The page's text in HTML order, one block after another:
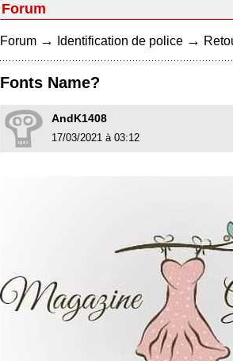
Forum
Forum → Identification de police →
Fonts Name?
AndK1408
17/03/2021 à 03:12